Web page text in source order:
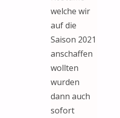
welche wir
auf die
Saison 2021
anschaffen
wollten
wurden
dann auch
sofort